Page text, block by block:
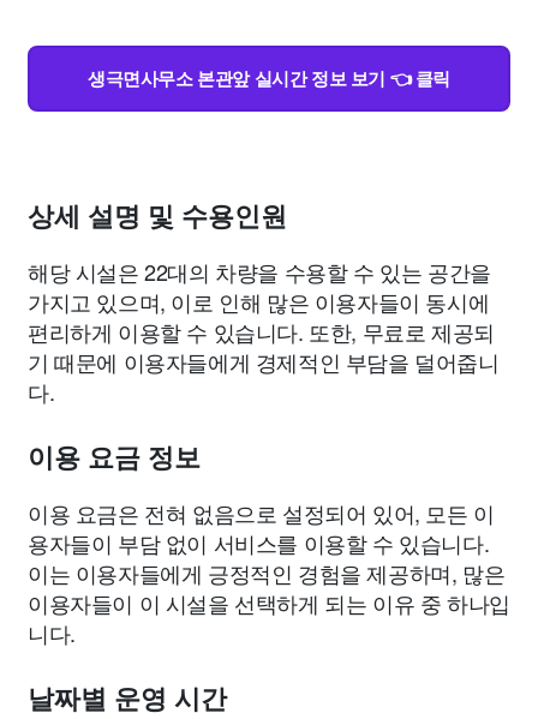
생극면사무소 본관앞 실시간 정보 보기 👈 클릭
상세 설명 및 수용인원
해당 시설은 22대의 차량을 수용할 수 있는 공간을
가지고 있으며, 이로 인해 많은 이용자들이 동시에
편리하게 이용할 수 있습니다. 또한, 무료로 제공되
기 때문에 이용자들에게 경제적인 부담을 덜어줍니
다.
이용 요금 정보
이용 요금은 전혀 없음으로 설정되어 있어, 모든 이
용자들이 부담 없이 서비스를 이용할 수 있습니다.
이는 이용자들에게 긍정적인 경험을 제공하며, 많은
이용자들이 이 시설을 선택하게 되는 이유 중 하나입
니다.
날짜별 운영 시간